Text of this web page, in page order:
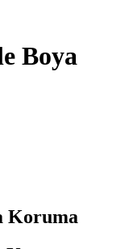
Boya
Koruma